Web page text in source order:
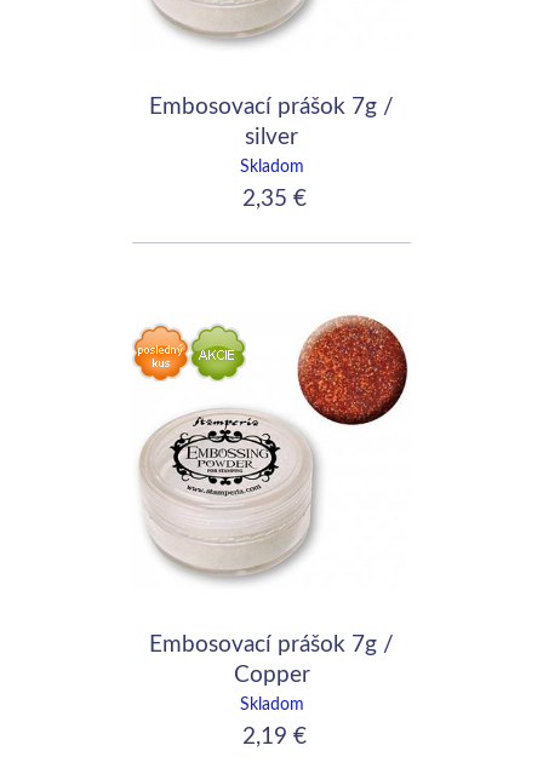
Embosovací prášok 7g /
silver
Skladom
2,35 €
Embosovací prášok 7g /
Copper
Skladom
2,19 €